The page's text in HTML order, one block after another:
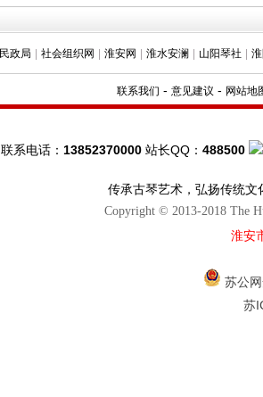
民政局 社会组织网 淮安网 淮水安澜 山阳琴社
联系我们 - 意见建议 - 网站地
联系电话： 13852370000 站长QQ： 488500
传承古琴艺术，弘扬传统
Copyright © 2013-2018 The
淮安
苏公
苏